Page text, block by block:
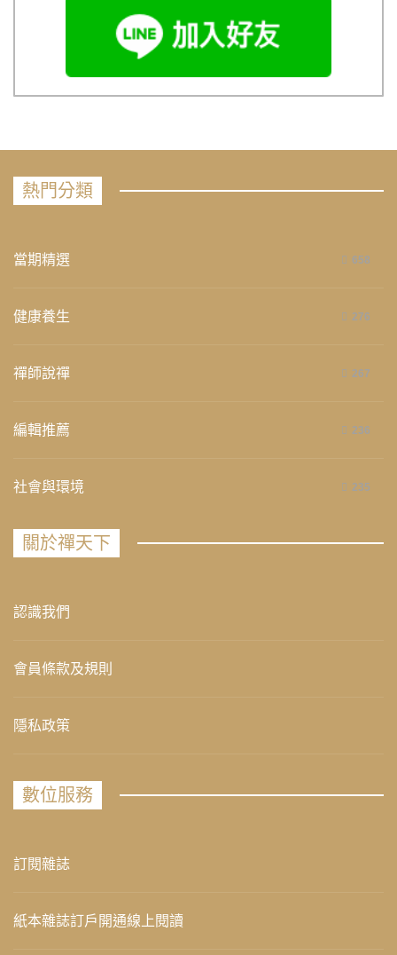
熱門分類
當期精選 658
健康養生 276
禪師說禪 267
編輯推薦 236
社會與環境 235
關於禪天下
認識我們
會員條款及規則
隱私政策
數位服務
訂閱雜誌
紙本雜誌訂戶開通線上閱讀